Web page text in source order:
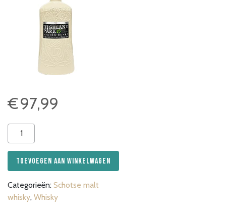
€97,99
Highland
Park
Viking
Heart
Toevoegen aan winkelwagen
Categorieën: Schotse malt
whisky, Whisky